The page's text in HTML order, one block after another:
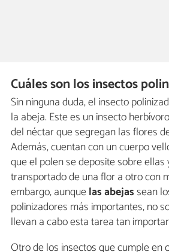
Cuáles son los insectos
Sin ninguna duda, el insecto
la abeja. Este es un insecto
del néctar que segregan las flores
Además, cuentan con un cuerpo
que el polen se deposite sobre ellas
transportado de una flor a otro con
embargo, aunquelas abejassean
polinizadores más importantes, no
llevan a cabo esta tarea tan
Otro de los insectos que cumple en